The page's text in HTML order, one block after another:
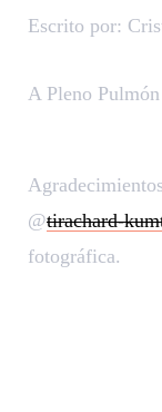
Escrito por:
A Pleno Pulmón
@tirachard-
fotográfica.